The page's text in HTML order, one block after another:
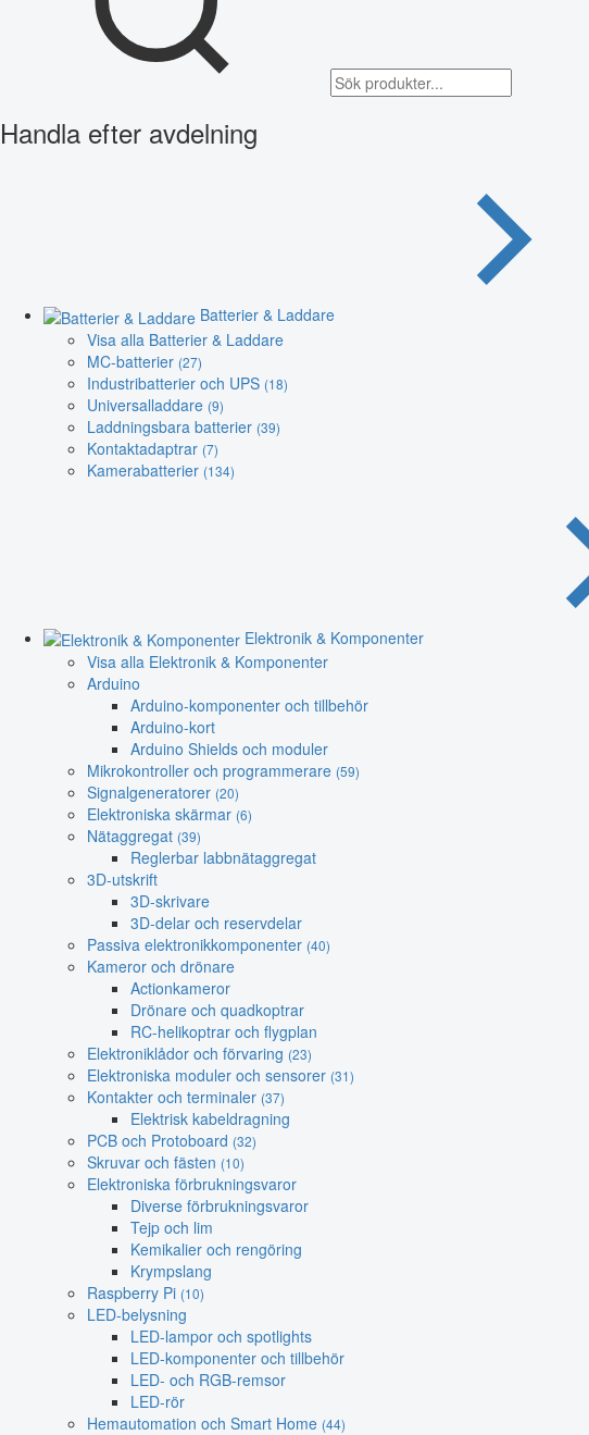
Handla efter avdelning
Batterier & Laddare
Visa alla Batterier & Laddare
MC-batterier (27)
Industribatterier och UPS (18)
Universalladdare (9)
Laddningsbara batterier (39)
Kontaktadaptrar (7)
Kamerabatterier (134)
Elektronik & Komponenter
Visa alla Elektronik & Komponenter
Arduino
Arduino-komponenter och tillbehör
Arduino-kort
Arduino Shields och moduler
Mikrokontroller och programmerare (59)
Signalgeneratorer (20)
Elektroniska skärmar (6)
Nätaggregat (39)
Reglerbar labbnätaggregat
3D-utskrift
3D-skrivare
3D-delar och reservdelar
Passiva elektronikkomponenter (40)
Kameror och drönare
Actionkameror
Drönare och quadkoptrar
RC-helikoptrar och flygplan
Elektroniklådor och förvaring (23)
Elektroniska moduler och sensorer (31)
Kontakter och terminaler (37)
Elektrisk kabeldragning
PCB och Protoboard (32)
Skruvar och fästen (10)
Elektroniska förbrukningsvaror
Diverse förbrukningsvaror
Tejp och lim
Kemikalier och rengöring
Krympslang
Raspberry Pi (10)
LED-belysning
LED-lampor och spotlights
LED-komponenter och tillbehör
LED- och RGB-remsor
LED-rör
Hemautomation och Smart Home (44)